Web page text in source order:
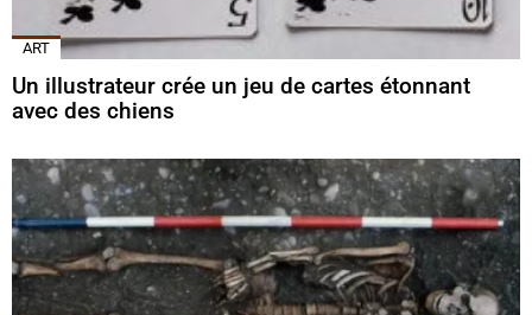
ART
Un illustrateur crée un jeu de cartes étonnant
avec des chiens